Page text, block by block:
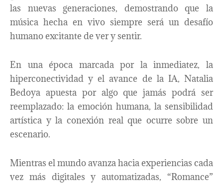
las nuevas generaciones, demostrando que la
música hecha en vivo siempre será un desafío
humano excitante de ver y sentir.
En una época marcada por la inmediatez, la
hiperconectividad y el avance de la IA, Natalia
Bedoya apuesta por algo que jamás podrá ser
reemplazado: la emoción humana, la sensibilidad
artística y la conexión real que ocurre sobre un
escenario.
Mientras el mundo avanza hacia experiencias cada
vez más digitales y automatizadas, “Romance”